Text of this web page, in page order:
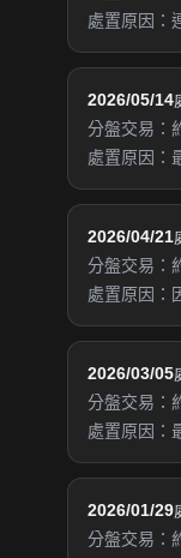
處置原因：
2026/05/14
分盤交易：
處置原因：
2026/04/21
分盤交易：
處置原因：
2026/03/05
分盤交易：
處置原因：
2026/01/29
分盤交易：